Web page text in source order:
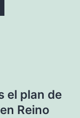
el plan de
Reino